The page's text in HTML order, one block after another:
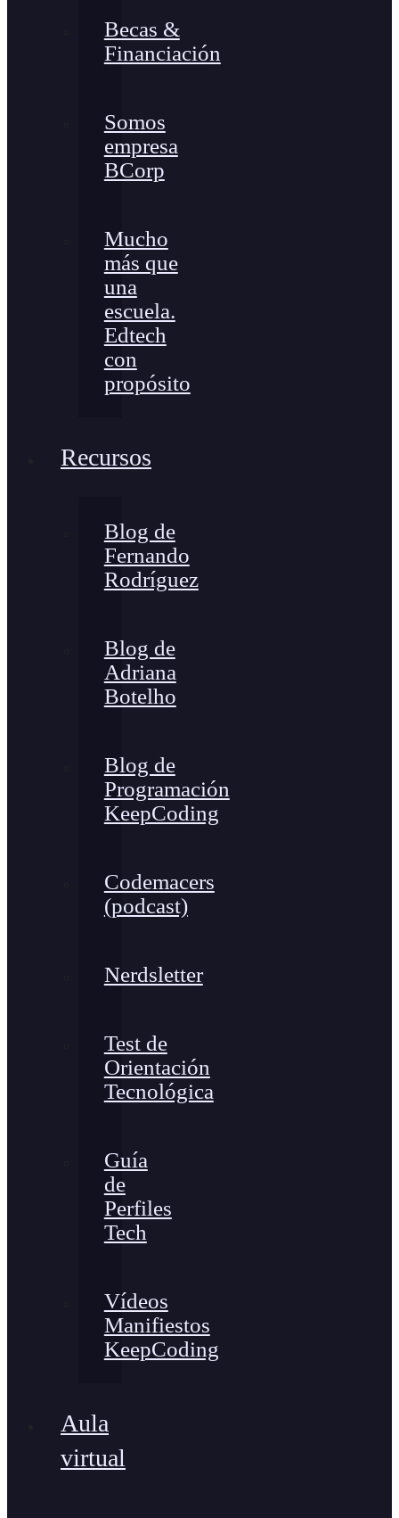
Becas &
Financiación
Somos
empresa
BCorp
Mucho
más que
una
escuela.
Edtech
con
propósito
Recursos
Blog de
Fernando
Rodríguez
Blog de
Adriana
Botelho
Blog de
Programación
KeepCoding
Codemacers
(podcast)
Nerdsletter
Test de
Orientación
Tecnológica
Guía
de
Perfiles
Tech
Vídeos
Manifiestos
KeepCoding
Aula
virtual